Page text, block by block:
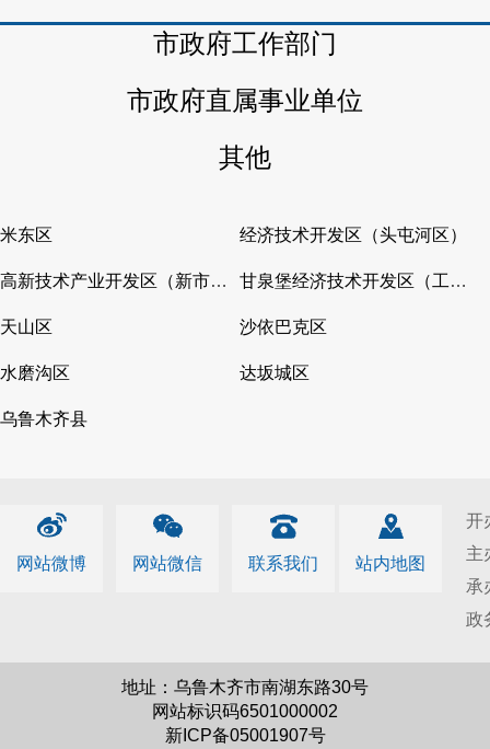
市政府工作部门
市政府直属事业单位
其他
米东区 经济技术开发区（头屯河区）
高新技术产业开发区（新市区） 甘泉堡经济技术开发区（工业区）
天山区 沙依巴克区
水磨沟区 达坂城区
乌鲁木齐县
网站微博 网站微信 联系我们 站内地图
开
主
承
政
地址：乌鲁木齐市南湖东路30号
网站标识码6501000002
新ICP备05001907号